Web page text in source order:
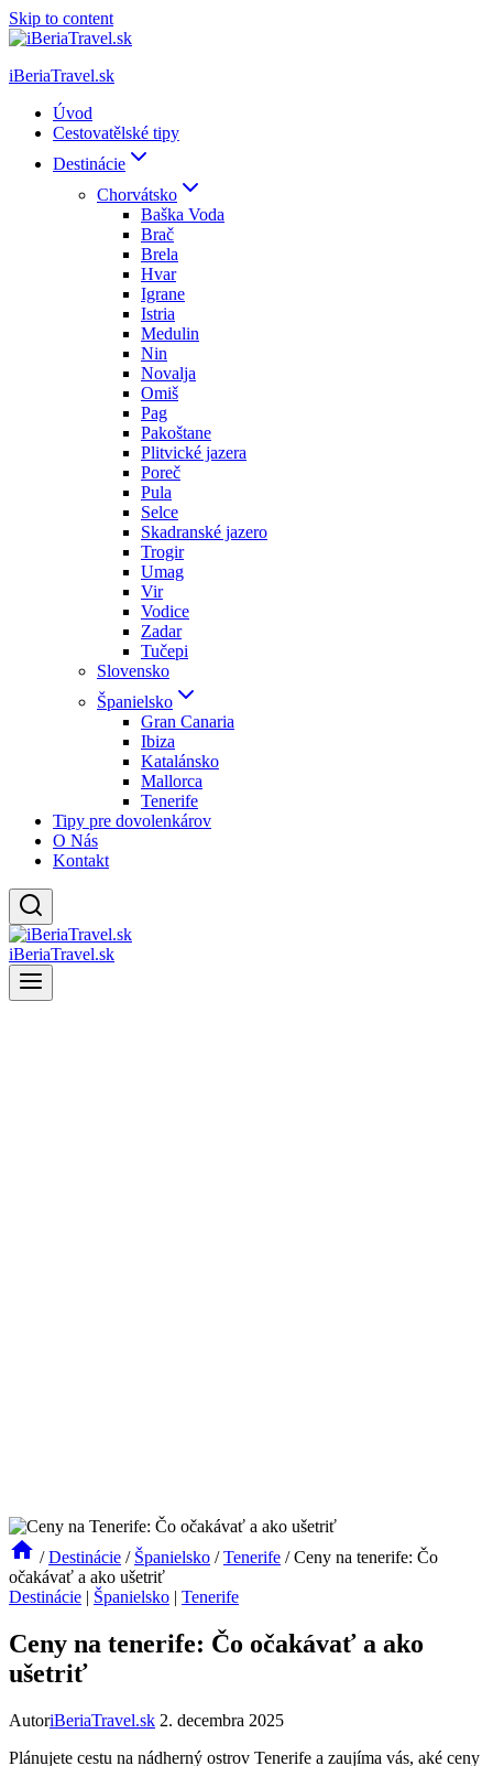
Skip to content
iBeriaTravel.sk
Úvod
Cestovatělské tipy
Destinácie
Chorvátsko
Baška Voda
Brač
Brela
Hvar
Igrane
Istria
Medulin
Nin
Novalja
Omiš
Pag
Pakoštane
Plitvické jazera
Poreč
Pula
Selce
Skadranské jazero
Trogir
Umag
Vir
Vodice
Zadar
Tučepi
Slovensko
Španielsko
Gran Canaria
Ibiza
Katalánsko
Mallorca
Tenerife
Tipy pre dovolenkárov
O Nás
Kontakt
iBeriaTravel.sk
/ Destinácie / Španielsko / Tenerife / Ceny na tenerife: Čo
očakávať a ako ušetriť
Destinácie | Španielsko | Tenerife
Ceny na tenerife: Čo očakávať a ako
ušetriť
AutoriBeriaTravel.sk 2. decembra 2025
Plánujete cestu na nádherný ostrov Tenerife a zaujíma vás, aké ceny